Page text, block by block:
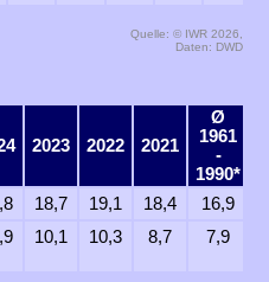
Quelle: © IWR 2026,
Daten: DWD
2023 2022 2021
Ø
1961
-
1990*
18,7 19,1 18,4
16,9
10,1 10,3 8,7 7,9